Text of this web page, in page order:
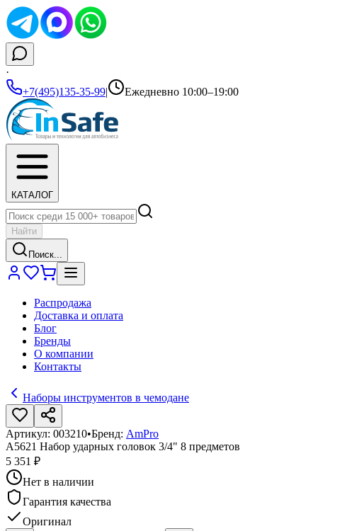
·
+7(495)135-35-99| Ежедневно 10:00–19:00
КАТАЛОГ
Найти
Поиск...
Распродажа
Доставка и оплата
Блог
Бренды
О компании
Контакты
Наборы инструментов в чемодане
Артикул: 003210•Бренд: AmPro
A5621 Набор ударных головок 3/4" 8 предметов
5 351 ₽
Нет в наличии
Гарантия качества
Оригинал